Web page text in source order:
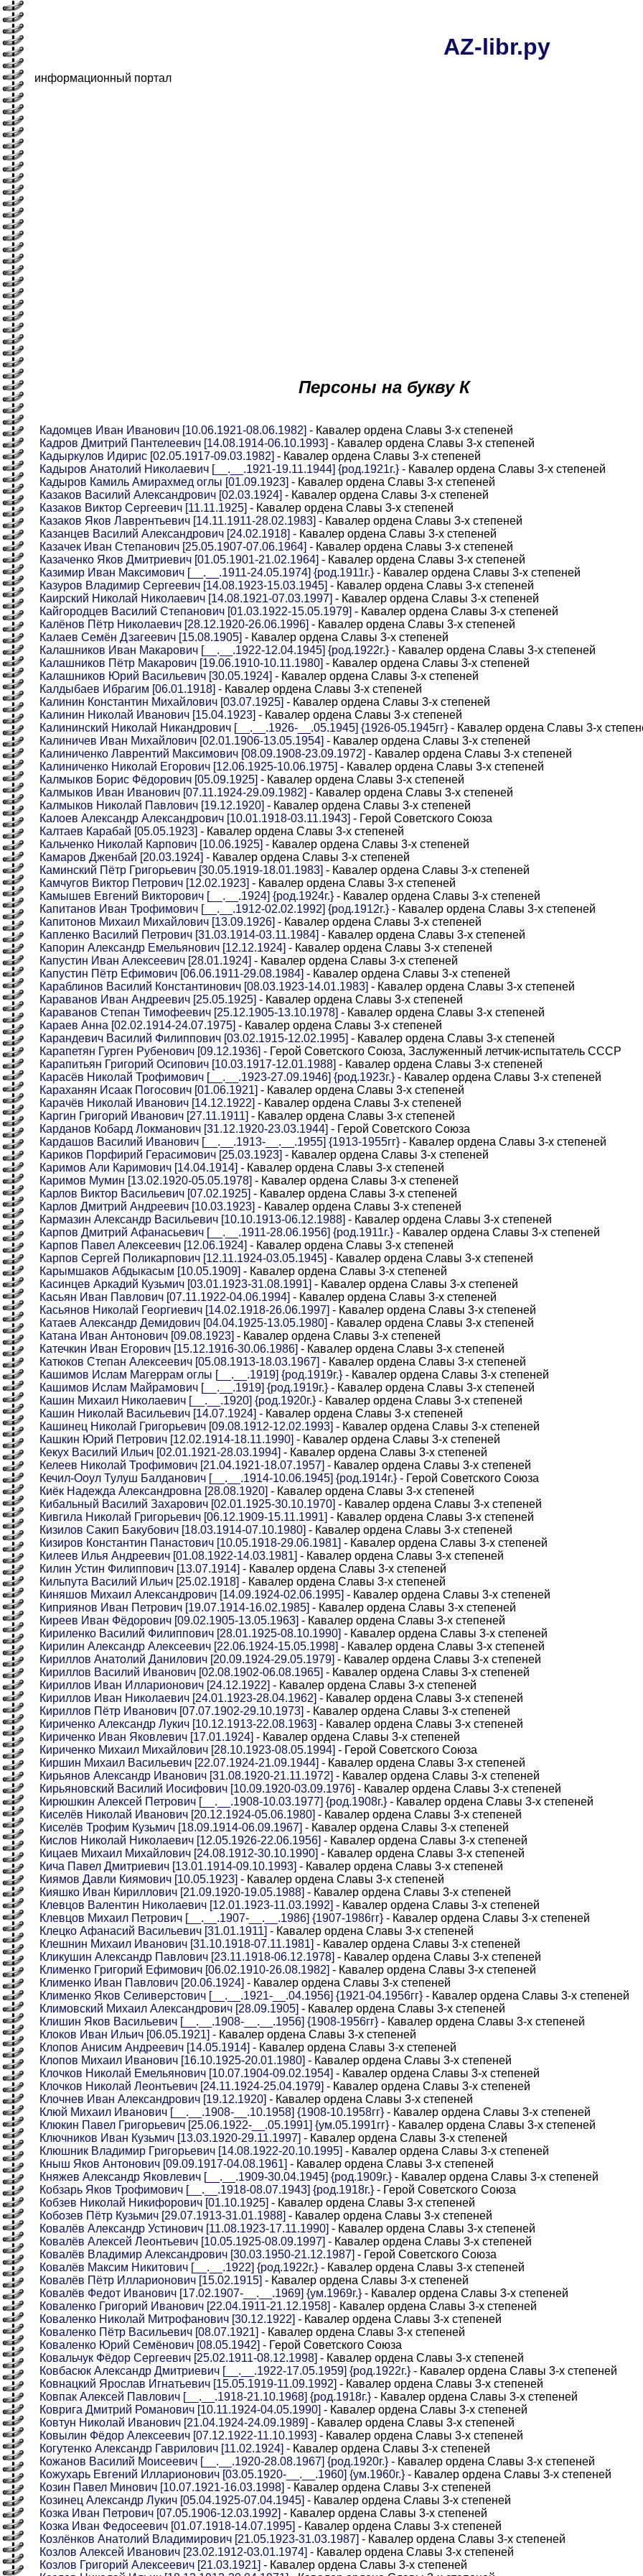
AZ-libr.ру
информационный портал
Персоны на букву К
Кадомцев Иван Иванович [10.06.1921-08.06.1982] - Кавалер ордена Славы 3-х степеней
Кадров Дмитрий Пантелеевич [14.08.1914-06.10.1993] - Кавалер ордена Славы 3-х степеней
Кадыркулов Идирис [02.05.1917-09.03.1982] - Кавалер ордена Славы 3-х степеней
Кадыров Анатолий Николаевич [__.__.1921-19.11.1944] {род.1921г.} - Кавалер ордена Славы 3-х степеней
Кадыров Камиль Амирахмед оглы [01.09.1923] - Кавалер ордена Славы 3-х степеней
Казаков Василий Александрович [02.03.1924] - Кавалер ордена Славы 3-х степеней
Казаков Виктор Сергеевич [11.11.1925] - Кавалер ордена Славы 3-х степеней
Казаков Яков Лаврентьевич [14.11.1911-28.02.1983] - Кавалер ордена Славы 3-х степеней
Казанцев Василий Александрович [24.02.1918] - Кавалер ордена Славы 3-х степеней
Казачек Иван Степанович [25.05.1907-07.06.1964] - Кавалер ордена Славы 3-х степеней
Казаченко Яков Дмитриевич [01.05.1901-21.02.1964] - Кавалер ордена Славы 3-х степеней
Казимир Иван Максимович [__.__.1911-24.05.1974] {род.1911г.} - Кавалер ордена Славы 3-х степеней
Казуров Владимир Сергеевич [14.08.1923-15.03.1945] - Кавалер ордена Славы 3-х степеней
Каирский Николай Николаевич [14.08.1921-07.03.1997] - Кавалер ордена Славы 3-х степеней
Кайгородцев Василий Степанович [01.03.1922-15.05.1979] - Кавалер ордена Славы 3-х степеней
Калёнов Пётр Николаевич [28.12.1920-26.06.1996] - Кавалер ордена Славы 3-х степеней
Калаев Семён Дзагеевич [15.08.1905] - Кавалер ордена Славы 3-х степеней
Калашников Иван Макарович [__.__.1922-12.04.1945] {род.1922г.} - Кавалер ордена Славы 3-х степеней
Калашников Пётр Макарович [19.06.1910-10.11.1980] - Кавалер ордена Славы 3-х степеней
Калашников Юрий Васильевич [30.05.1924] - Кавалер ордена Славы 3-х степеней
Калдыбаев Ибрагим [06.01.1918] - Кавалер ордена Славы 3-х степеней
Калинин Константин Михайлович [03.07.1925] - Кавалер ордена Славы 3-х степеней
Калинин Николай Иванович [15.04.1923] - Кавалер ордена Славы 3-х степеней
Калининский Николай Никандрович [__.__.1926-__.05.1945] {1926-05.1945гг} - Кавалер ордена Славы 3-х
Калиничев Иван Михайлович [02.01.1906-13.05.1954] - Кавалер ордена Славы 3-х степеней
Калиниченко Лаврентий Максимович [08.09.1908-23.09.1972] - Кавалер ордена Славы 3-х степеней
Калиниченко Николай Егорович [12.06.1925-10.06.1975] - Кавалер ордена Славы 3-х степеней
Калмыков Борис Фёдорович [05.09.1925] - Кавалер ордена Славы 3-х степеней
Калмыков Иван Иванович [07.11.1924-29.09.1982] - Кавалер ордена Славы 3-х степеней
Калмыков Николай Павлович [19.12.1920] - Кавалер ордена Славы 3-х степеней
Калоев Александр Александрович [10.01.1918-03.11.1943] - Герой Советского Союза
Калтаев Карабай [05.05.1923] - Кавалер ордена Славы 3-х степеней
Кальченко Николай Карпович [10.06.1925] - Кавалер ордена Славы 3-х степеней
Камаров Дженбай [20.03.1924] - Кавалер ордена Славы 3-х степеней
Каминский Пётр Григорьевич [30.05.1919-18.01.1983] - Кавалер ордена Славы 3-х степеней
Камчугов Виктор Петрович [12.02.1923] - Кавалер ордена Славы 3-х степеней
Камышев Евгений Викторович [__.__.1924] {род.1924г.} - Кавалер ордена Славы 3-х степеней
Капитанов Иван Трофимович [__.__.1912-02.02.1992] {род.1912г.} - Кавалер ордена Славы 3-х степеней
Капитонов Михаил Михайлович [13.09.1926] - Кавалер ордена Славы 3-х степеней
Капленко Василий Петрович [31.03.1914-03.11.1984] - Кавалер ордена Славы 3-х степеней
Капорин Александр Емельянович [12.12.1924] - Кавалер ордена Славы 3-х степеней
Капустин Иван Алексеевич [28.01.1924] - Кавалер ордена Славы 3-х степеней
Капустин Пётр Ефимович [06.06.1911-29.08.1984] - Кавалер ордена Славы 3-х степеней
Караблинов Василий Константинович [08.03.1923-14.01.1983] - Кавалер ордена Славы 3-х степеней
Караванов Иван Андреевич [25.05.1925] - Кавалер ордена Славы 3-х степеней
Караванов Степан Тимофеевич [25.12.1905-13.10.1978] - Кавалер ордена Славы 3-х степеней
Караев Анна [02.02.1914-24.07.1975] - Кавалер ордена Славы 3-х степеней
Карандевич Василий Филиппович [03.02.1915-12.02.1995] - Кавалер ордена Славы 3-х степеней
Карапетян Гурген Рубенович [09.12.1936] - Герой Советского Союза, Заслуженный летчик-испытатель СССР
Карапитьян Григорий Осипович [10.03.1917-12.01.1988] - Кавалер ордена Славы 3-х степеней
Карасёв Николай Трофимович [__.__.1923-27.09.1946] {род.1923г.} - Кавалер ордена Славы 3-х степеней
Караханян Исаак Погосович [01.06.1921] - Кавалер ордена Славы 3-х степеней
Карачёв Николай Иванович [14.12.1922] - Кавалер ордена Славы 3-х степеней
Каргин Григорий Иванович [27.11.1911] - Кавалер ордена Славы 3-х степеней
Карданов Кобард Локманович [31.12.1920-23.03.1944] - Герой Советского Союза
Кардашов Василий Иванович [__.__.1913-__.__.1955] {1913-1955гг} - Кавалер ордена Славы 3-х степеней
Кариков Порфирий Герасимович [25.03.1923] - Кавалер ордена Славы 3-х степеней
Каримов Али Каримович [14.04.1914] - Кавалер ордена Славы 3-х степеней
Каримов Мумин [13.02.1920-05.05.1978] - Кавалер ордена Славы 3-х степеней
Карлов Виктор Васильевич [07.02.1925] - Кавалер ордена Славы 3-х степеней
Карлов Дмитрий Андреевич [10.03.1923] - Кавалер ордена Славы 3-х степеней
Кармазин Александр Васильевич [10.10.1913-06.12.1988] - Кавалер ордена Славы 3-х степеней
Карпов Дмитрий Афанасьевич [__.__.1911-28.06.1956] {род.1911г.} - Кавалер ордена Славы 3-х степеней
Карпов Павел Алексеевич [12.06.1924] - Кавалер ордена Славы 3-х степеней
Карпов Сергей Поликарпович [12.11.1924-03.05.1945] - Кавалер ордена Славы 3-х степеней
Карымшаков Абдыкасым [10.05.1909] - Кавалер ордена Славы 3-х степеней
Касинцев Аркадий Кузьмич [03.01.1923-31.08.1991] - Кавалер ордена Славы 3-х степеней
Касьян Иван Павлович [07.11.1922-04.06.1994] - Кавалер ордена Славы 3-х степеней
Касьянов Николай Георгиевич [14.02.1918-26.06.1997] - Кавалер ордена Славы 3-х степеней
Катаев Александр Демидович [04.04.1925-13.05.1980] - Кавалер ордена Славы 3-х степеней
Катана Иван Антонович [09.08.1923] - Кавалер ордена Славы 3-х степеней
Катечкин Иван Егорович [15.12.1916-30.06.1986] - Кавалер ордена Славы 3-х степеней
Катюков Степан Алексеевич [05.08.1913-18.03.1967] - Кавалер ордена Славы 3-х степеней
Кашимов Ислам Магеррам оглы [__.__.1919] {род.1919г.} - Кавалер ордена Славы 3-х степеней
Кашимов Ислам Майрамович [__.__.1919] {род.1919г.} - Кавалер ордена Славы 3-х степеней
Кашин Михаил Николаевич [__.__.1920] {род.1920г.} - Кавалер ордена Славы 3-х степеней
Кашин Николай Васильевич [14.07.1924] - Кавалер ордена Славы 3-х степеней
Кашинец Николай Григорьевич [09.08.1912-12.02.1993] - Кавалер ордена Славы 3-х степеней
Кашкин Юрий Петрович [12.02.1914-18.11.1990] - Кавалер ордена Славы 3-х степеней
Кекух Василий Ильич [02.01.1921-28.03.1994] - Кавалер ордена Славы 3-х степеней
Келеев Николай Трофимович [21.04.1921-18.07.1957] - Кавалер ордена Славы 3-х степеней
Кечил-Ооул Тулуш Балданович [__.__.1914-10.06.1945] {род.1914г.} - Герой Советского Союза
Киёк Надежда Александровна [28.08.1920] - Кавалер ордена Славы 3-х степеней
Кибальный Василий Захарович [02.01.1925-30.10.1970] - Кавалер ордена Славы 3-х степеней
Кивгила Николай Григорьевич [06.12.1909-15.11.1991] - Кавалер ордена Славы 3-х степеней
Кизилов Сакип Бакубович [18.03.1914-07.10.1980] - Кавалер ордена Славы 3-х степеней
Кизиров Константин Панастович [10.05.1918-29.06.1981] - Кавалер ордена Славы 3-х степеней
Килеев Илья Андреевич [01.08.1922-14.03.1981] - Кавалер ордена Славы 3-х степеней
Килин Устин Филиппович [13.07.1914] - Кавалер ордена Славы 3-х степеней
Кильпута Василий Ильич [25.02.1918] - Кавалер ордена Славы 3-х степеней
Киняшов Михаил Александрович [14.09.1924-02.06.1995] - Кавалер ордена Славы 3-х степеней
Киприянов Иван Петрович [19.07.1914-16.02.1985] - Кавалер ордена Славы 3-х степеней
Киреев Иван Фёдорович [09.02.1905-13.05.1963] - Кавалер ордена Славы 3-х степеней
Кириленко Василий Филиппович [28.01.1925-08.10.1990] - Кавалер ордена Славы 3-х степеней
Кирилин Александр Алексеевич [22.06.1924-15.05.1998] - Кавалер ордена Славы 3-х степеней
Кириллов Анатолий Данилович [20.09.1924-29.05.1979] - Кавалер ордена Славы 3-х степеней
Кириллов Василий Иванович [02.08.1902-06.08.1965] - Кавалер ордена Славы 3-х степеней
Кириллов Иван Илларионович [24.12.1922] - Кавалер ордена Славы 3-х степеней
Кириллов Иван Николаевич [24.01.1923-28.04.1962] - Кавалер ордена Славы 3-х степеней
Кириллов Пётр Иванович [07.07.1902-29.10.1973] - Кавалер ордена Славы 3-х степеней
Кириченко Александр Лукич [10.12.1913-22.08.1963] - Кавалер ордена Славы 3-х степеней
Кириченко Иван Яковлевич [17.01.1924] - Кавалер ордена Славы 3-х степеней
Кириченко Михаил Михайлович [28.10.1923-08.05.1994] - Герой Советского Союза
Киршин Михаил Васильевич [22.07.1924-21.09.1944] - Кавалер ордена Славы 3-х степеней
Кирьянов Александр Иванович [31.08.1920-21.11.1972] - Кавалер ордена Славы 3-х степеней
Кирьяновский Василий Иосифович [10.09.1920-03.09.1976] - Кавалер ордена Славы 3-х степеней
Кирюшкин Алексей Петрович [__.__.1908-10.03.1977] {род.1908г.} - Кавалер ордена Славы 3-х степеней
Киселёв Николай Иванович [20.12.1924-05.06.1980] - Кавалер ордена Славы 3-х степеней
Киселёв Трофим Кузьмич [18.09.1914-06.09.1967] - Кавалер ордена Славы 3-х степеней
Кислов Николай Николаевич [12.05.1926-22.06.1956] - Кавалер ордена Славы 3-х степеней
Кицаев Михаил Михайлович [24.08.1912-30.10.1990] - Кавалер ордена Славы 3-х степеней
Кича Павел Дмитриевич [13.01.1914-09.10.1993] - Кавалер ордена Славы 3-х степеней
Киямов Давли Киямович [10.05.1923] - Кавалер ордена Славы 3-х степеней
Кияшко Иван Кириллович [21.09.1920-19.05.1988] - Кавалер ордена Славы 3-х степеней
Клевцов Валентин Николаевич [12.01.1923-11.03.1992] - Кавалер ордена Славы 3-х степеней
Клевцов Михаил Петрович [__.__.1907-__.__.1986] {1907-1986гг} - Кавалер ордена Славы 3-х степеней
Клецко Афанасий Васильевич [31.01.1911] - Кавалер ордена Славы 3-х степеней
Клешнин Михаил Иванович [31.10.1918-07.11.1981] - Кавалер ордена Славы 3-х степеней
Кликушин Александр Павлович [23.11.1918-06.12.1978] - Кавалер ордена Славы 3-х степеней
Клименко Григорий Ефимович [06.02.1910-26.08.1982] - Кавалер ордена Славы 3-х степеней
Клименко Иван Павлович [20.06.1924] - Кавалер ордена Славы 3-х степеней
Клименко Яков Селиверстович [__.__.1921-__.04.1956] {1921-04.1956гг} - Кавалер ордена Славы 3-х степеней
Климовский Михаил Александрович [28.09.1905] - Кавалер ордена Славы 3-х степеней
Клишин Яков Васильевич [__.__.1908-__.__.1956] {1908-1956гг} - Кавалер ордена Славы 3-х степеней
Клоков Иван Ильич [06.05.1921] - Кавалер ордена Славы 3-х степеней
Клопов Анисим Андреевич [14.05.1914] - Кавалер ордена Славы 3-х степеней
Клопов Михаил Иванович [16.10.1925-20.01.1980] - Кавалер ордена Славы 3-х степеней
Клочков Николай Емельянович [10.07.1904-09.02.1954] - Кавалер ордена Славы 3-х степеней
Клочков Николай Леонтьевич [24.11.1924-25.04.1979] - Кавалер ордена Славы 3-х степеней
Клочнев Иван Александрович [19.12.1920] - Кавалер ордена Славы 3-х степеней
Клюй Михаил Иванович [__.__.1908-__.10.1958] {1908-10.1958гг} - Кавалер ордена Славы 3-х степеней
Клюкин Павел Григорьевич [25.06.1922-__.05.1991] {ум.05.1991гг} - Кавалер ордена Славы 3-х степеней
Ключников Иван Кузьмич [13.03.1920-29.11.1997] - Кавалер ордена Славы 3-х степеней
Клюшник Владимир Григорьевич [14.08.1922-20.10.1995] - Кавалер ордена Славы 3-х степеней
Кныш Яков Антонович [09.09.1917-04.08.1961] - Кавалер ордена Славы 3-х степеней
Княжев Александр Яковлевич [__.__.1909-30.04.1945] {род.1909г.} - Кавалер ордена Славы 3-х степеней
Кобзарь Яков Трофимович [__.__.1918-08.07.1943] {род.1918г.} - Герой Советского Союза
Кобзев Николай Никифорович [01.10.1925] - Кавалер ордена Славы 3-х степеней
Кобозев Пётр Кузьмич [29.07.1913-31.01.1988] - Кавалер ордена Славы 3-х степеней
Ковалёв Александр Устинович [11.08.1923-17.11.1990] - Кавалер ордена Славы 3-х степеней
Ковалёв Алексей Леонтьевич [10.05.1925-08.09.1997] - Кавалер ордена Славы 3-х степеней
Ковалёв Владимир Александрович [30.03.1950-21.12.1987] - Герой Советского Союза
Ковалёв Максим Никитович [__.__.1922] {род.1922г.} - Кавалер ордена Славы 3-х степеней
Ковалёв Пётр Илларионович [15.02.1915] - Кавалер ордена Славы 3-х степеней
Ковалёв Федот Иванович [17.02.1907-__.__.1969] {ум.1969г.} - Кавалер ордена Славы 3-х степеней
Коваленко Григорий Иванович [22.04.1911-21.12.1958] - Кавалер ордена Славы 3-х степеней
Коваленко Николай Митрофанович [30.12.1922] - Кавалер ордена Славы 3-х степеней
Коваленко Пётр Васильевич [08.07.1921] - Кавалер ордена Славы 3-х степеней
Коваленко Юрий Семёнович [08.05.1942] - Герой Советского Союза
Ковальчук Фёдор Сергеевич [25.02.1911-08.12.1998] - Кавалер ордена Славы 3-х степеней
Ковбасюк Александр Дмитриевич [__.__.1922-17.05.1959] {род.1922г.} - Кавалер ордена Славы 3-х степеней
Ковнацкий Ярослав Игнатьевич [15.05.1919-11.09.1992] - Кавалер ордена Славы 3-х степеней
Ковпак Алексей Павлович [__.__.1918-21.10.1968] {род.1918г.} - Кавалер ордена Славы 3-х степеней
Коврига Дмитрий Романович [10.11.1924-04.05.1990] - Кавалер ордена Славы 3-х степеней
Ковтун Николай Иванович [21.04.1924-24.09.1989] - Кавалер ордена Славы 3-х степеней
Ковылин Фёдор Алексеевич [07.12.1922-11.10.1993] - Кавалер ордена Славы 3-х степеней
Когутенко Александр Гаврилович [11.02.1924] - Кавалер ордена Славы 3-х степеней
Кожанов Василий Моисеевич [__.__.1920-28.08.1967] {род.1920г.} - Кавалер ордена Славы 3-х степеней
Кожухарь Евгений Илларионович [03.05.1920-__.__.1960] {ум.1960г.} - Кавалер ордена Славы 3-х степеней
Козин Павел Минович [10.07.1921-16.03.1998] - Кавалер ордена Славы 3-х степеней
Козинец Александр Лукич [05.04.1925-07.04.1945] - Кавалер ордена Славы 3-х степеней
Козка Иван Петрович [07.05.1906-12.03.1992] - Кавалер ордена Славы 3-х степеней
Козка Иван Федосеевич [01.07.1918-14.07.1995] - Кавалер ордена Славы 3-х степеней
Козлёнков Анатолий Владимирович [21.05.1923-31.03.1987] - Кавалер ордена Славы 3-х степеней
Козлов Алексей Иванович [23.02.1912-03.01.1974] - Кавалер ордена Славы 3-х степеней
Козлов Григорий Алексеевич [21.03.1921] - Кавалер ордена Славы 3-х степеней